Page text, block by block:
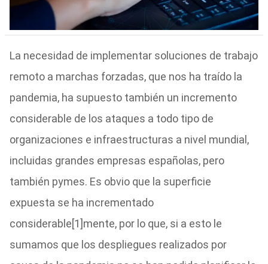
La necesidad de implementar soluciones de trabajo
remoto a marchas forzadas, que nos ha traído la
pandemia, ha supuesto también un incremento
considerable de los ataques a todo tipo de
organizaciones e infraestructuras a nivel mundial,
incluidas grandes empresas españolas, pero
también pymes. Es obvio que la superficie
expuesta se ha incrementado
considerable[1]mente, por lo que, si a esto le
sumamos que los despliegues realizados por